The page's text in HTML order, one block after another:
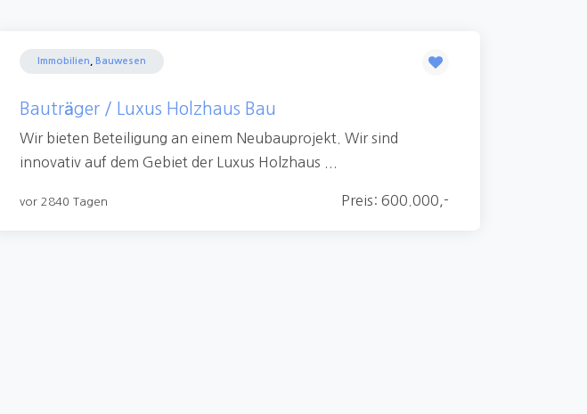
Immobilien Bauwesen
Bauträger / Luxus Holzhaus Bau
Wir bieten Beteiligung an einem Neubauprojekt. Wir sind
innovativ auf dem Gebiet der Luxus Holzhaus ...
vor 2840 Tagen Preis: 600.000,-